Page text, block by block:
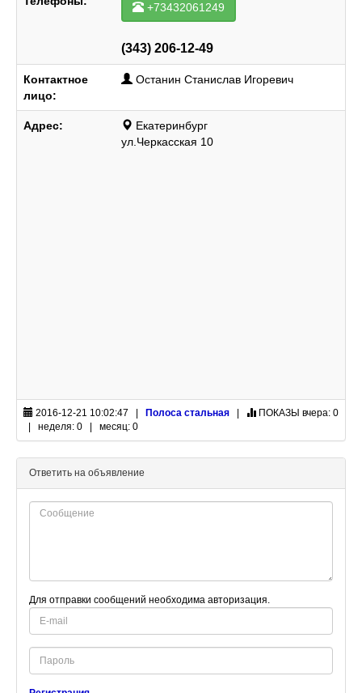
+73432061249
(343) 206-12-49
Контактное
лицо:
Останин Станислав Игоревич
Адрес:
Екатеринбург
ул.Черкасская 10
2016-12-21 10:02:47 | Полоса стальная ПОКАЗЫ вчера: 0
| неделя: 0 | месяц: 0
Ответить на объявление
Для отправки сообщений необходима авторизация.
E-
mail
Password